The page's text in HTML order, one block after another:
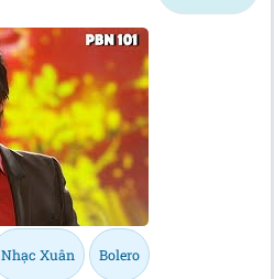
Nhạc Xuân Bolero